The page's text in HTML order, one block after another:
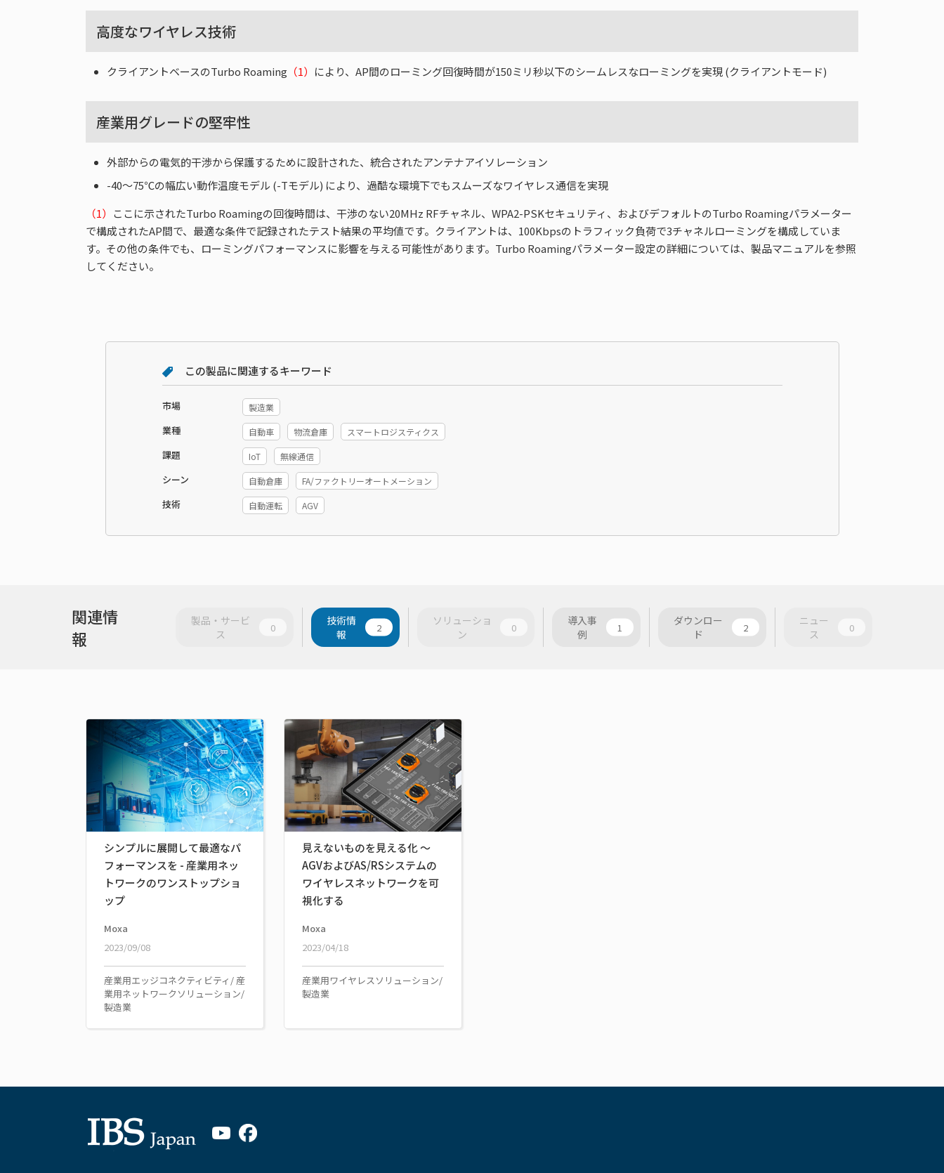
高度なワイヤレス技術
クライアントベースのTurbo Roaming （1） により、AP間のローミング回復時間が150ミリ秒以下のシームレスなローミングを実現 (クライアントモード)
産業用グレードの堅牢性
外部からの電気的干渉から保護するために設計された、統合されたアンテナアイソレーション
-40～75℃の幅広い動作温度モデル (-Tモデル) により、過酷な環境下でもスムーズなワイヤレス通信を実現
（1） ここに示されたTurbo Roamingの回復時間は、干渉のない20MHz RFチャネル、WPA2-PSKセキュリティ、およびデフォルトのTurbo Roamingパラメーター
で構成されたAP間で、最適な条件で記録されたテスト結果の平均値です。クライアントは、100Kbpsのトラフィック負荷で3チャネルローミングを構成していま
す。その他の条件でも、ローミングパフォーマンスに影響を与える可能性があります。Turbo Roamingパラメーター設定の詳細については、製品マニュアルを参照
してください。
この製品に関連するキーワード
市場 製造業
業種 自動車 物流倉庫 スマートロジスティクス
課題 IoT 無線通信
シーン 自動倉庫 FA/ファクトリーオートメーション
技術 自動運転 AGV
関連情
報
製品・サービ
ス
0
技術情
報
2
ソリューショ
ン
0
導入事
例
1
ダウンロー
ド
2
ニュー
ス
0
シンプルに展開して最適なパ
フォーマンスを - 産業用ネッ
トワークのワンストップショ
ップ
Moxa
2023/09/08
産業用エッジコネクティビティ/ 産
業用ネットワークソリューション/
製造業
見えないものを見える化 ～
AGVおよびAS/RSシステムの
ワイヤレスネットワークを可
視化する
Moxa
2023/04/18
産業用ワイヤレスソリューション/
製造業